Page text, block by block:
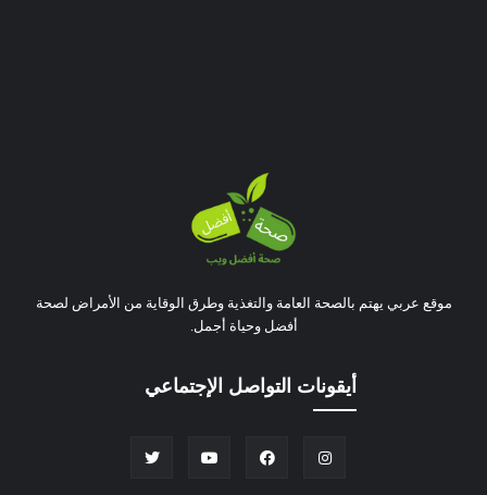
موقع عربي يهتم بالصحة العامة والتغذية وطرق الوقاية من الأمراض لصحة
أفضل وحياة أجمل.
أيقونات التواصل الإجتماعي